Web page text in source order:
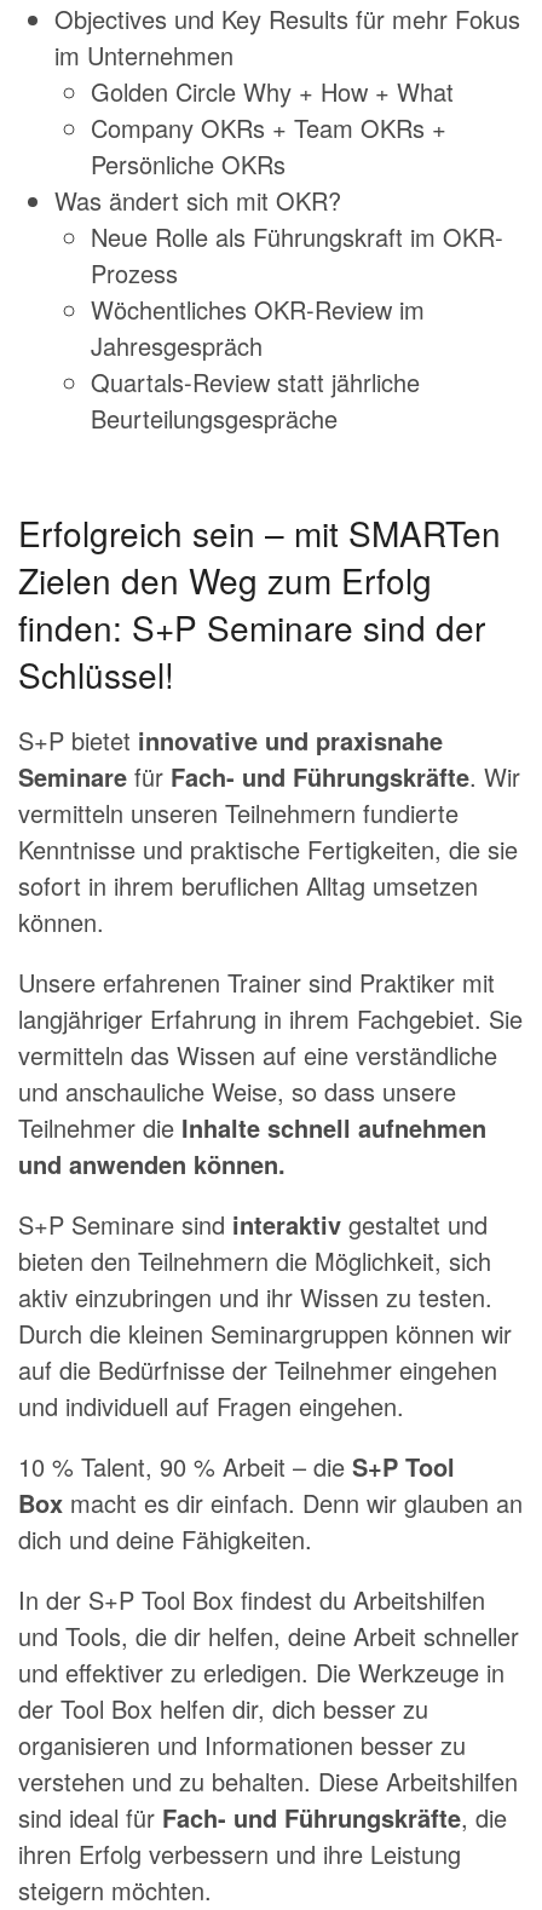
Objectives und Key Results für mehr Fokus
im Unternehmen
Golden Circle Why + How + What
Company OKRs + Team OKRs +
Persönliche OKRs
Was ändert sich mit OKR?
Neue Rolle als Führungskraft im OKR-
Prozess
Wöchentliches OKR-Review im
Jahresgespräch
Quartals-Review statt jährliche
Beurteilungsgespräche
Erfolgreich sein – mit SMARTen
Zielen den Weg zum Erfolg
finden: S+P Seminare sind der
Schlüssel!
S+P bietet innovative und praxisnahe
Seminare für Fach- und Führungskräfte. Wir
vermitteln unseren Teilnehmern fundierte
Kenntnisse und praktische Fertigkeiten, die sie
sofort in ihrem beruflichen Alltag umsetzen
können.
Unsere erfahrenen Trainer sind Praktiker mit
langjähriger Erfahrung in ihrem Fachgebiet. Sie
vermitteln das Wissen auf eine verständliche
und anschauliche Weise, so dass unsere
Teilnehmer die Inhalte schnell aufnehmen
und anwenden können.
S+P Seminare sind interaktiv gestaltet und
bieten den Teilnehmern die Möglichkeit, sich
aktiv einzubringen und ihr Wissen zu testen.
Durch die kleinen Seminargruppen können wir
auf die Bedürfnisse der Teilnehmer eingehen
und individuell auf Fragen eingehen.
10 % Talent, 90 % Arbeit – die S+P Tool
Box macht es dir einfach. Denn wir glauben an
dich und deine Fähigkeiten.
In der S+P Tool Box findest du Arbeitshilfen
und Tools, die dir helfen, deine Arbeit schneller
und effektiver zu erledigen. Die Werkzeuge in
der Tool Box helfen dir, dich besser zu
organisieren und Informationen besser zu
verstehen und zu behalten. Diese Arbeitshilfen
sind ideal für Fach- und Führungskräfte, die
ihren Erfolg verbessern und ihre Leistung
steigern möchten.